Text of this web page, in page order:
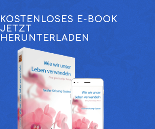
KOSTENLOSES E-BOOK
JETZT
HERUNTERLADEN